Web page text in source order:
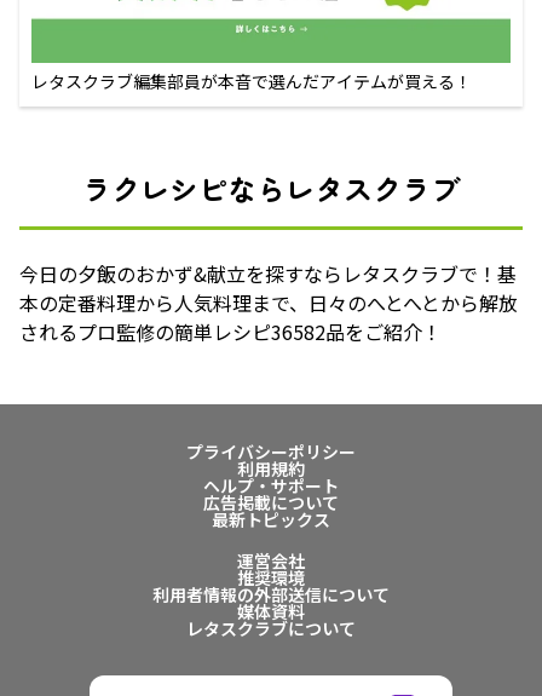
レタスクラブ編集部員が本音で選んだアイテムが買える！
ラクレシピならレタスクラブ
今日の夕飯のおかず&献立を探すならレタスクラブで！基
本の定番料理から人気料理まで、日々のへとへとから解放
されるプロ監修の簡単レシピ36582品をご紹介！
プライバシーポリシー
利用規約
ヘルプ・サポート
広告掲載について
最新トピックス
運営会社
推奨環境
利用者情報の外部送信について
媒体資料
レタスクラブについて